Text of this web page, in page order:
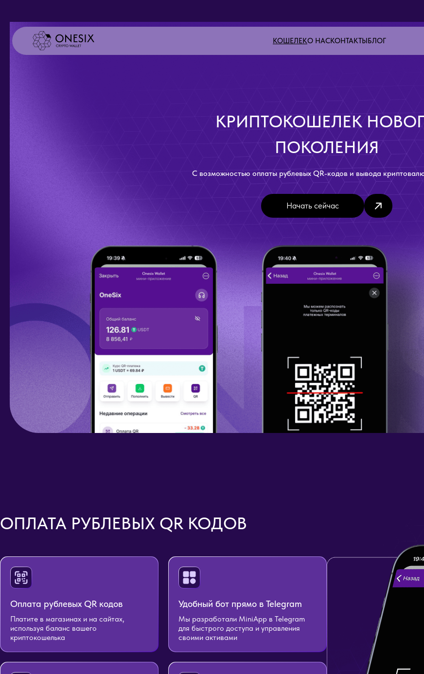
КОШЕЛЕКО НАСКОНТАКТЫБЛОГ
КРИПТОКОШЕЛЕК
ПОКОЛЕНИЯ
С возможностью оплаты рублевых QR-кодов и вывода
Начать сейчас
ОПЛАТА РУБЛЕВЫХ QR КОДОВ
Оплата рублевых QR кодов
Платите в магазинах и на сайтах,
используя баланс вашего
криптокошелька
Удобный бот прямо в Telegram
Мы разработали MiniApp в Telegram
для быстрого доступа и управления
своими активами